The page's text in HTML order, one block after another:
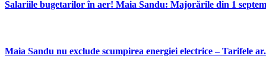
Salariile bugetarilor în aer! Maia Sandu: Majorările din 1
Maia Sandu nu exclude scumpirea energiei electrice – Tarifele